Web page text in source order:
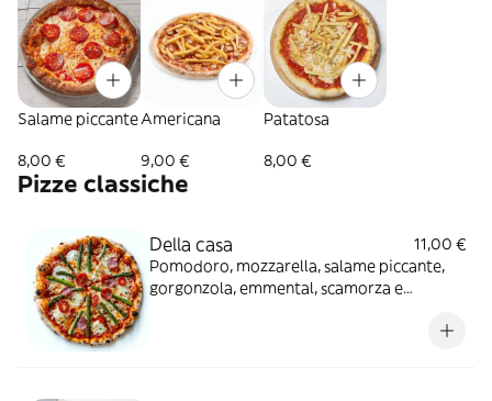
Salame piccante
8,00 €
Americana
9,00 €
Patatosa
8,00 €
Pizze classiche
Della casa
11,00 €
Pomodoro, mozzarella, salame piccante,
gorgonzola, emmental, scamorza e